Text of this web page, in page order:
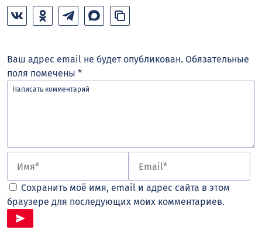
Ваш адрес email не будет опубликован. Обязательные
поля помечены *
Сохранить моё имя, email и адрес сайта в этом
браузере для последующих моих комментариев.